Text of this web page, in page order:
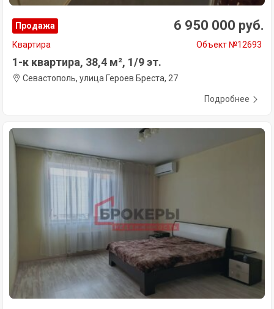
Продажа 6 950 000 руб.
Квартира Объект №12693
1-к квартира, 38,4 м², 1/9 эт.
Севастополь, улица Героев Бреста, 27
Подробнее